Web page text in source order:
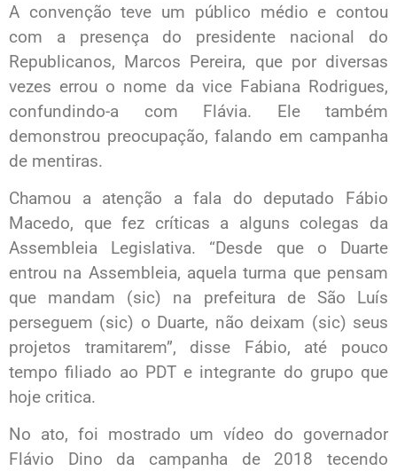
A convenção teve um público médio e contou
com a presença do presidente nacional do
Republicanos, Marcos Pereira, que por diversas
vezes errou o nome da vice Fabiana Rodrigues,
confundindo-a com Flávia. Ele também
demonstrou preocupação, falando em campanha
de mentiras.
Chamou a atenção a fala do deputado Fábio
Macedo, que fez críticas a alguns colegas da
Assembleia Legislativa. “Desde que o Duarte
entrou na Assembleia, aquela turma que pensam
que mandam (sic) na prefeitura de São Luís
perseguem (sic) o Duarte, não deixam (sic) seus
projetos tramitarem”, disse Fábio, até pouco
tempo filiado ao PDT e integrante do grupo que
hoje critica.
No ato, foi mostrado um vídeo do governador
Flávio Dino da campanha de 2018 tecendo